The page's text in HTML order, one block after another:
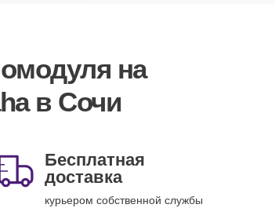
на
в Сочи
Бесплатная
доставка
курьером собственной службы